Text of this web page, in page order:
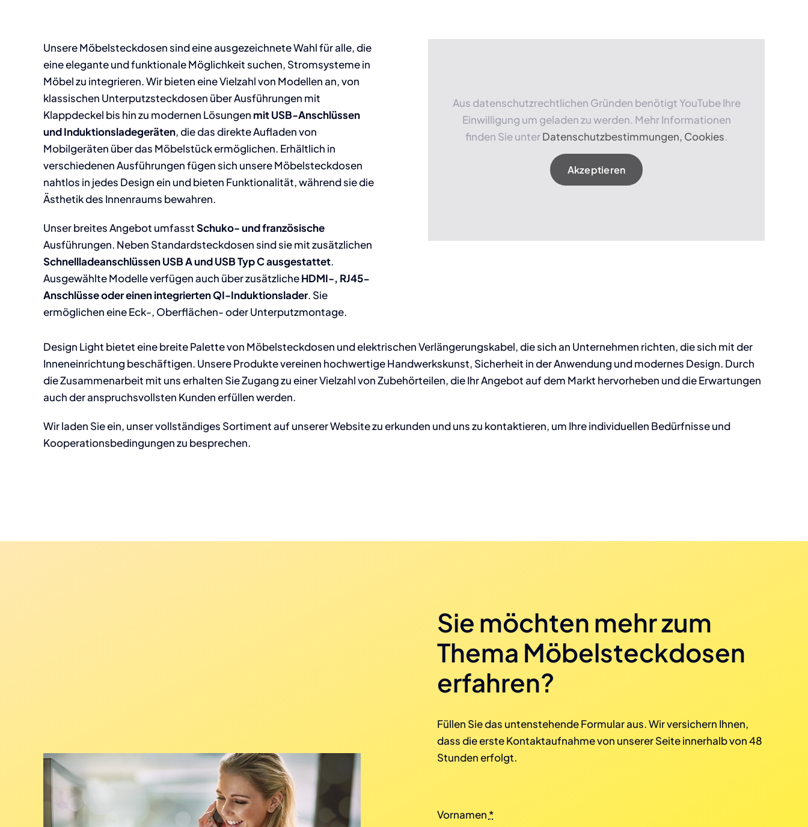
Unsere Möbelsteckdosen sind eine ausgezeichnete Wahl für alle, die
eine elegante und funktionale Möglichkeit suchen, Stromsysteme in
Möbel zu integrieren. Wir bieten eine Vielzahl von Modellen an, von
klassischen Unterputzsteckdosen über Ausführungen mit
Klappdeckel bis hin zu modernen Lösungen mit USB-Anschlüssen
und Induktionsladegeräten, die das direkte Aufladen von
Mobilgeräten über das Möbelstück ermöglichen. Erhältlich in
verschiedenen Ausführungen fügen sich unsere Möbelsteckdosen
nahtlos in jedes Design ein und bieten Funktionalität, während sie die
Ästhetik des Innenraums bewahren.
Unser breites Angebot umfasstSchuko- und französische
Ausführungen. Neben Standardsteckdosen sind sie mit zusätzlichen
Schnellladeanschlüssen USB A und USB Typ C ausgestattet.
Ausgewählte Modelle verfügen auch über zusätzlicheHDMI-, RJ45-
Anschlüsse oder einen integrierten QI-Induktionslader. Sie
ermöglichen eine Eck-, Oberflächen- oder Unterputzmontage.
Aus datenschutzrechtlichen Gründen benötigt YouTube Ihre
Einwilligung um geladen zu werden. Mehr Informationen
finden Sie unterDatenschutzbestimmungen, Cookies.
Akzeptieren
Design Light bietet eine breite Palette von Möbelsteckdosen und elektrischen Verlängerungskabel, die sich an Unternehmen richten, die sich mit der
Inneneinrichtung beschäftigen. Unsere Produkte vereinen hochwertige Handwerkskunst, Sicherheit in der Anwendung und modernes Design. Durch
die Zusammenarbeit mit uns erhalten Sie Zugang zu einer Vielzahl von Zubehörteilen, die Ihr Angebot auf dem Markt hervorheben und die Erwartungen
auch der anspruchsvollsten Kunden erfüllen werden.
Wir laden Sie ein, unser vollständiges Sortiment auf unserer Website zu erkunden und uns zu kontaktieren, um Ihre individuellen Bedürfnisse und
Kooperationsbedingungen zu besprechen.
Sie möchten mehr zum
Thema Möbelsteckdosen
erfahren?
Füllen Sie das untenstehende Formular aus. Wir versichern Ihnen,
dass die erste Kontaktaufnahme von unserer Seite innerhalb von 48
Stunden erfolgt.
Vornamen *